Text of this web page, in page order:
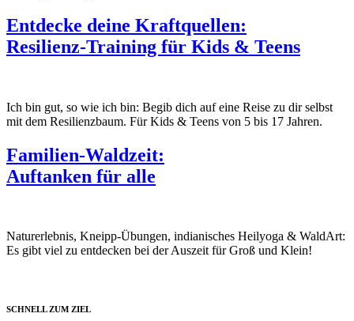
Entdecke deine Kraftquellen:
Resilienz-Training für Kids & Teens
Ich bin gut, so wie ich bin: Begib dich auf eine Reise zu dir selbst
mit dem Resilienzbaum. Für Kids & Teens von 5 bis 17 Jahren.
Familien-Waldzeit:
Auftanken für alle
Naturerlebnis, Kneipp-Übungen, indianisches Heilyoga & WaldArt:
Es gibt viel zu entdecken bei der Auszeit für Groß und Klein!
SCHNELL ZUM ZIEL